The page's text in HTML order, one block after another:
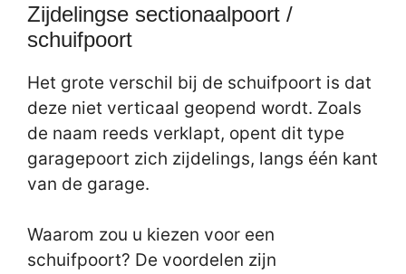
Zijdelingse sectionaalpoort /
schuifpoort
Het grote verschil bij de schuifpoort is dat
deze niet verticaal geopend wordt. Zoals
de naam reeds verklapt, opent dit type
garagepoort zich zijdelings, langs één kant
van de garage.
Waarom zou u kiezen voor een
schuifpoort? De voordelen zijn